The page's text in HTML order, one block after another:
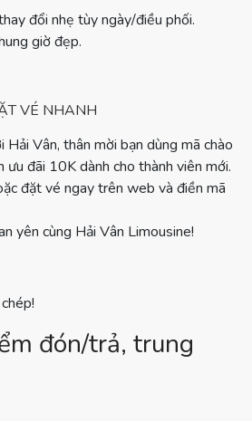
đổi nhẹ tùy ngày/điều phối.
giờ đẹp.
VÉ NHANH
Hải Vân, thân mời bạn dùng mã chào
ưu đãi 10K dành cho thành viên mới.
đặt vé ngay trên web và điền mã
yên cùng Hải Vân Limousine!
đón/trả, trung